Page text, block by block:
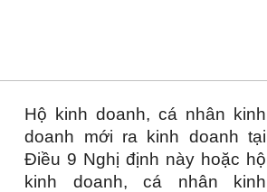
Hộ kinh doanh, cá nhân kinh
doanh mới ra kinh doanh tại
Điều 9 Nghị định này hoặc hộ
kinh doanh, cá nhân kinh